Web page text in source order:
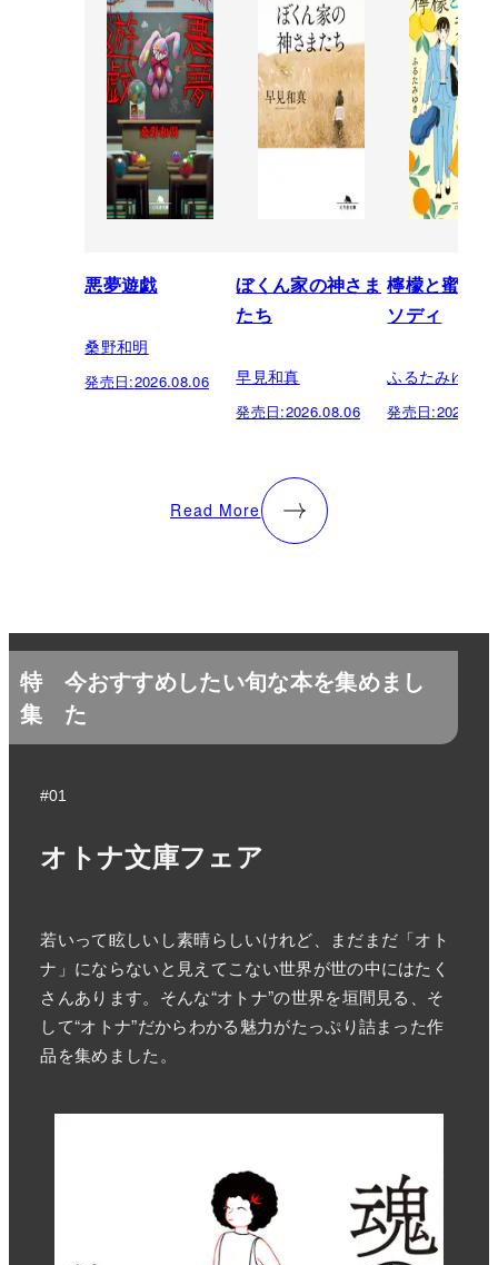
悪夢遊戯
桑野和明
発売日:2026.08.06
ぼくん家の神さま
たち
早見和真
発売日:2026.08.06
檸檬と蜜柑
ソディ
ふるたみゆき
発売日:
Read More
特
集
今おすすめしたい旬な本を集めまし
た
#01
オトナ文庫フェア
若いって眩しいし素晴らしいけれど、まだまだ「オト
ナ」にならないと見えてこない世界が世の中にはたく
さんあります。そんな“オトナ”の世界を垣間見る、そ
して“オトナ”だからわかる魅力がたっぷり詰まった作
品を集めました。